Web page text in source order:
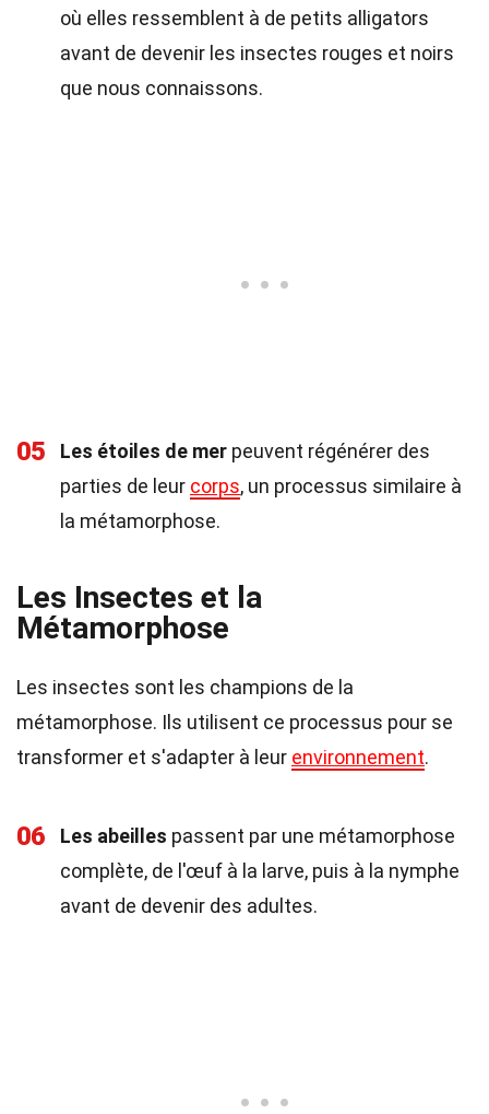
où elles ressemblent à de petits alligators
avant de devenir les insectes rouges et noirs
que nous connaissons.
05 Les étoiles de mer peuvent régénérer des
parties de leur corps, un processus similaire à
la métamorphose.
Les Insectes et la
Métamorphose
Les insectes sont les champions de la
métamorphose. Ils utilisent ce processus pour se
transformer et s'adapter à leur environnement.
06 Les abeilles passent par une métamorphose
complète, de l'œuf à la larve, puis à la nymphe
avant de devenir des adultes.